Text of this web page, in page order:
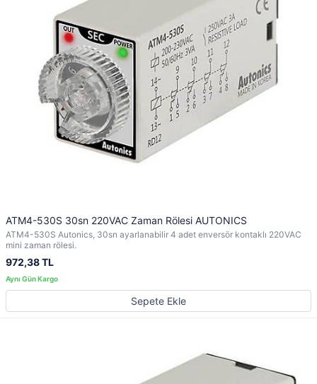
ATM4-530S 30sn 220VAC Zaman Rölesi AUTONICS
ATM4-530S Autonics, 30sn ayarlanabilir 4 adet enversör kontaklı 220VAC
mini zaman rölesi.
972,38 TL
Sepete Ekle